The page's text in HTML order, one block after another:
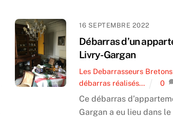
16 SEPTEMBRE 2022
Débarras d’un
Livry-Gargan
Les Debarrasseurs Bretons
débarras réalisés...
0
Ce débarras
Gargan a eu lieu dans le